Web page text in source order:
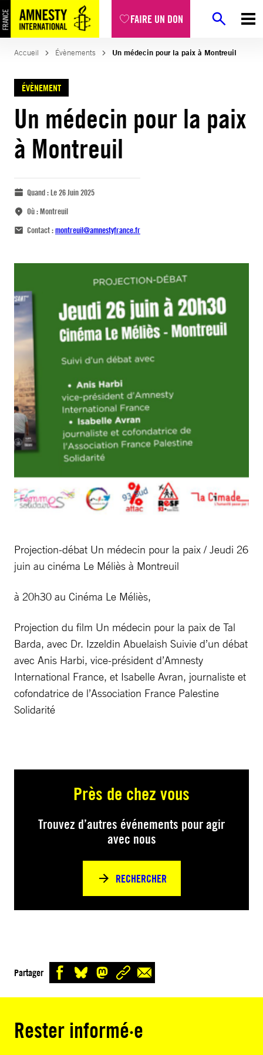
FAIRE UN DON
Accueil Évènements Un médecin pour la paix à Montreuil
ÉVÈNEMENT
Un médecin pour la paix
à Montreuil
Quand :Le 26 Juin 2025
Où :Montreuil
Contact :montreuil@amnestyfrance.fr
Projection-débat Un médecin pour la paix / Jeudi 26
juin au cinéma Le Méliès à Montreuil
à 20h30 au Cinéma Le Méliès,
Projection du film Un médecin pour la paix de Tal
Barda, avec Dr. Izzeldin Abuelaish Suivie d’un débat
avec Anis Harbi, vice-président d’Amnesty
International France, et Isabelle Avran, journaliste et
cofondatrice de l’Association France Palestine
Solidarité
Près de chez vous
Trouvez d’autres événements pour agir
avec nous
RECHERCHER
Partager
Rester informé·e